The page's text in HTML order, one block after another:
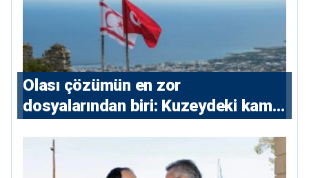
Olası çözümün en zor
dosyalarından biri: Kuzeydeki kamu